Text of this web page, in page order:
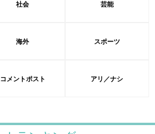
社会 芸能
海外 スポーツ
コメントポスト アリ／ナシ